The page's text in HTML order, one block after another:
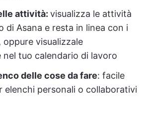
attività: visualizza le attività
di Asana e resta in linea con i
visualizzale
tuo calendario di lavoro
delle cose da fare: facile
elenchi personali o collaborativi